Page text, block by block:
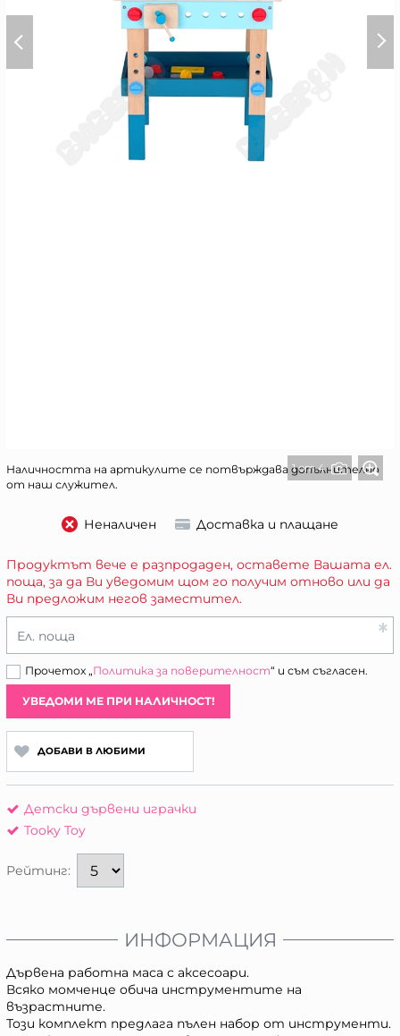
1 от 4
Наличността на артикулите се потвърждава допълнително
от наш служител.
Неналичен Доставка и плащане
Продуктът вече е разпродаден, оставете Вашата ел.
поща, за да Ви уведомим щом го получим отново или да
Ви предложим негов заместител.
Ел. поща
Прочетох „Политика за поверителност“ и съм съгласен.
УВЕДОМИ МЕ ПРИ НАЛИЧНОСТ!
ДОБАВИ В ЛЮБИМИ
Детски дървени играчки
Tooky Toy
Рейтинг:
ИНФОРМАЦИЯ
Дървена работна маса с аксесоари.
Всяко момченце обича инструментите на
възрастните.
Този комплект предлага пълен набор от инструменти.